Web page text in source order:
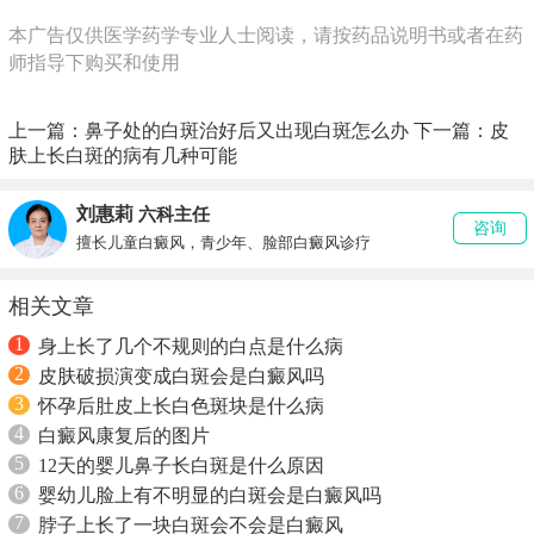
本广告仅供医学药学专业人士阅读，请按药品说明书或者在药
师指导下购买和使用
上一篇： 鼻子处的白斑治好后又出现白斑怎么办 下一篇： 皮
肤上长白斑的病有几种可能
刘惠莉 六科主任
擅长儿童白癜风，青少年、脸部白癜风诊疗
咨询
相关文章
1
身上长了几个不规则的白点是什么病
2
皮肤破损演变成白斑会是白癜风吗
3
怀孕后肚皮上长白色斑块是什么病
4
白癜风康复后的图片
5
12天的婴儿鼻子长白斑是什么原因
6
婴幼儿脸上有不明显的白斑会是白癜风吗
7
脖子上长了一块白斑会不会是白癜风